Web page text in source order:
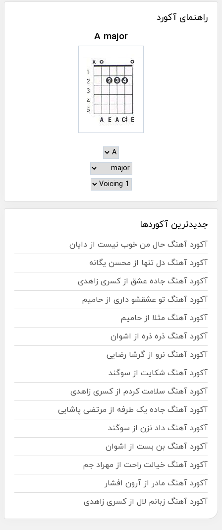
راهنمای آکورد
A major
جدیدترین آکوردها
آکورد آهنگ حال من خوب نیست از دایان
آکورد آهنگ دل تنها از محسن یگانه
آکورد آهنگ جاده عشق از کسری زاهدی
آکورد آهنگ تو عشقشو داری از حامیم
آکورد آهنگ مثلا از حامیم
آکورد آهنگ ذره ذره از اشوان
آکورد آهنگ نرو از گرشا رضایی
آکورد آهنگ شکایت از سوگند
آکورد آهنگ سلامت کردم از کسری زاهدی
آکورد آهنگ جاده یک طرفه از مرتضی پاشایی
آکورد آهنگ داد نزن از سوگند
آکورد آهنگ بن بست از اشوان
آکورد آهنگ خیالت راحت از مهراد جم
آکورد آهنگ مادر از آرون افشار
آکورد آهنگ زبانم لال از کسری زاهدی